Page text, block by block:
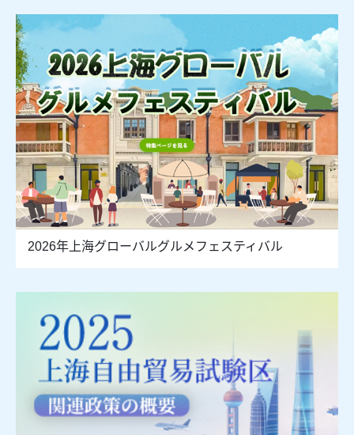
2026年上海グローバルグルメフェスティバル